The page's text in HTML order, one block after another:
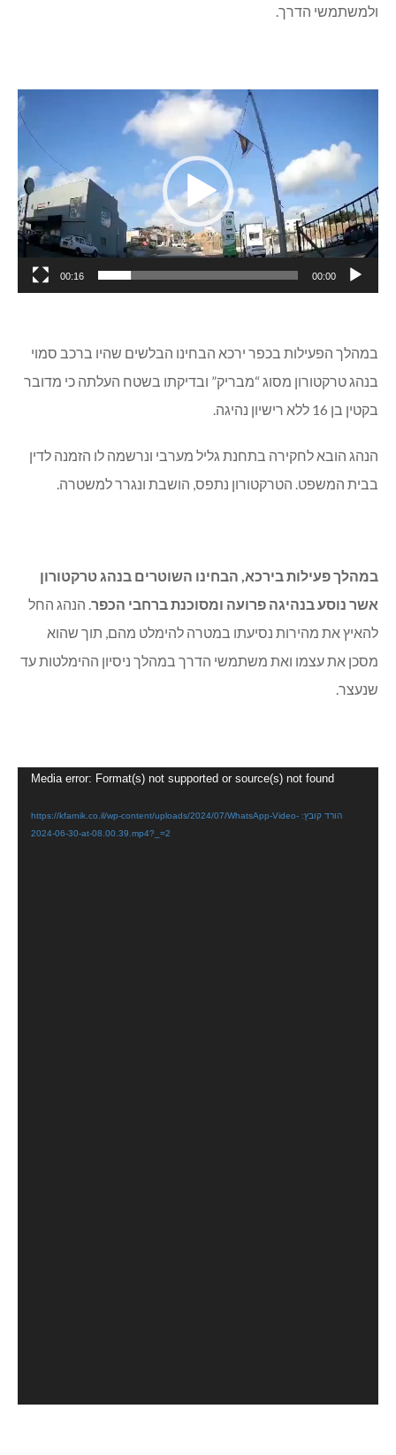
ולמשתמשי הדרך.
00:00
00:16
במהלך הפעילות בכפר ירכא הבחינו הבלשים שהיו ברכב סמוי
בנהג טרקטורון מסוג “מבריק” ובדיקתו בשטח העלתה כי מדובר
בקטין בן 16 ללא רישיון נהיגה.
הנהג הובא לחקירה בתחנת גליל מערבי ונרשמה לו הזמנה לדין
בבית המשפט. הטרקטורון נתפס, הושבת ונגרר למשטרה.
במהלך פעילות בירכא, הבחינו השוטרים בנהג טרקטורון
אשר נוסע בנהיגה פרועה ומסוכנת ברחבי הכפר . הנהג החל
להאיץ את מהירות נסיעתו במטרה להימלט מהם, תוך שהוא
מסכן את עצמו ואת משתמשי הדרך במהלך ניסיון ההימלטות עד
שנעצר.
Media error: Format(s) not supported or source(s) not found
הורד קובץ: https://kfarnik.co.il/wp-content/uploads/2024/07/WhatsApp-Video-
2024-06-30-at-08.00.39.mp4?_=2